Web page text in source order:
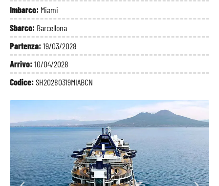
Imbarco: Miami
Sbarco: Barcellona
Partenza:19/03/2028
Arrivo:10/04/2028
Codice:SH20280319MIABCN